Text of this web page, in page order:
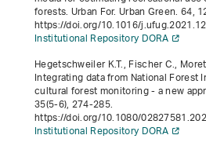
forests. Urban For. Urban Green.64,
https://doi.org/10.1016/
Institutional Repository DORA
Hegetschweiler K.T., Fischer C.,
Integrating data from National
cultural forest monitoring - a new
35(5-6), 274-285.
https://doi.org/10.1080/
Institutional Repository DORA